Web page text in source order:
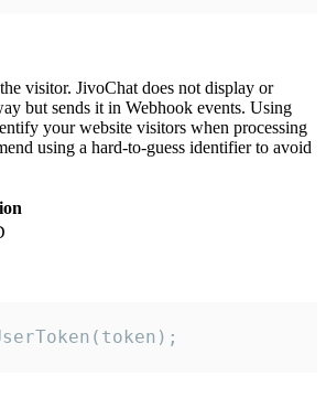
visitor. JivoChat does not display or
but sends it in Webhook events. Using
your website visitors when processing
using a hard-to-guess identifier to avoid